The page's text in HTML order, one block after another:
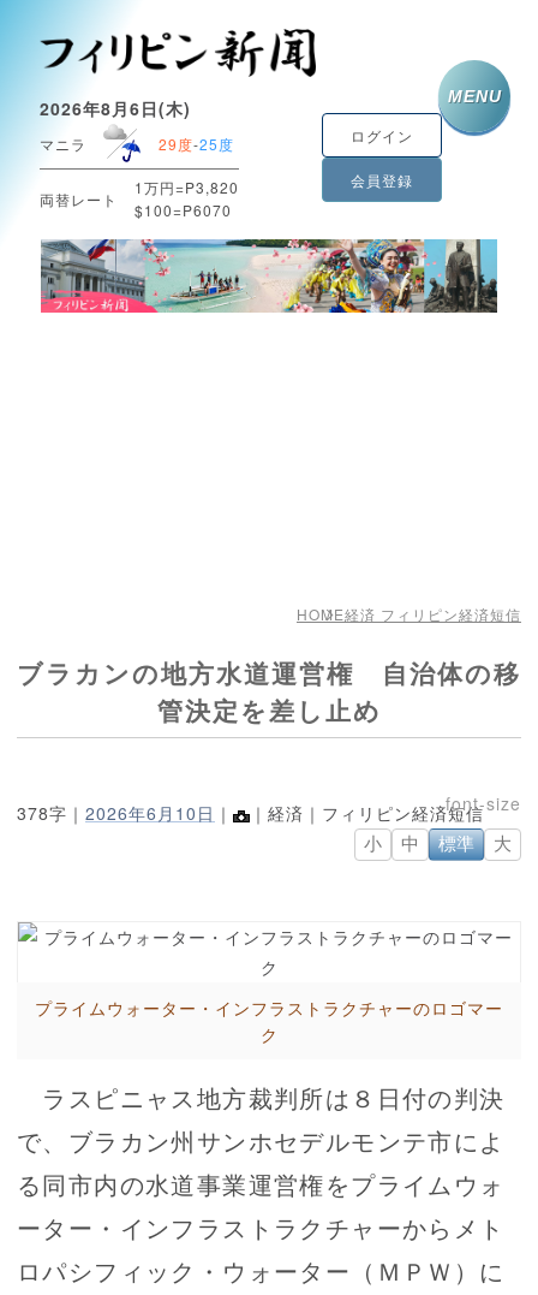
2026年8月6日(木)
マニラ 29度-25度
両替レート
1万円=P3,820
$100=P6070
ログイン
会員登録
MENU
HOME経済 フィリピン経済短信
ブラカンの地方水道運営権 自治体の移
管決定を差し止め
378字｜ 2026年6月10日 ｜ ｜経済｜フィリピン経済短信
小 中 標準 大
プライムウォーター・インフラストラクチャーのロゴマー
ク
ラスピニャス地方裁判所は８日付の判決
で、ブラカン州サンホセデルモンテ市によ
る同市内の水道事業運営権をプライムウォ
ーター・インフラストラクチャーからメト
ロパシフィック・ウォーター（ＭＰＷ）に